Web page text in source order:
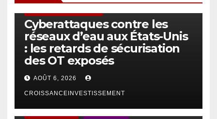
Cyberattaques contre les
réseaux d’eau aux États-Unis
: les retards de sécurisation
des OT exposés
AOÛT 6, 2026
CROISSANCEINVESTISSEMENT